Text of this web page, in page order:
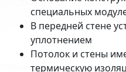
специальных
В передней стене
уплотнением
Потолок и стены
термическую